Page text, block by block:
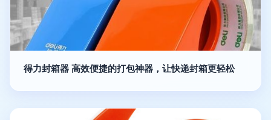
得力封箱器 高效便捷的打包神器，让快递封箱更轻松